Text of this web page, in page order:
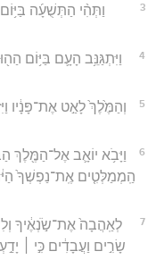
3
וַתְּהִ֨י הַתְּשֻׁעָ֜ה
4
וַיִּתְגַּנֵּ֥ב הָעָ֛ם בַּיּ֥וֹם
5
וְהַמֶּ֙לֶךְ֙ לָאַ֣ט אֶת־פָּנָ֔יו
6
וַיָּבֹ֥א יוֹאָ֛ב אֶל־הַמֶּ֖לֶךְ
הַֽמְמַלְּטִ֤ים אֶֽת־נַפְשְׁךָ֙
7
לְאַֽהֲבָה֙ אֶת־שֹׂ֣נְאֶ֔יךָ
שָׂרִ֣ים וַעֲבָדִ֔ים כִּ֣י ׀